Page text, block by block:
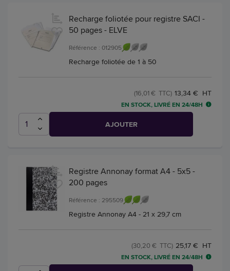
Recharge foliotée pour registre SACI -
50 pages - ELVE
Référence : 012905
Recharge foliotée de 1 à 50
13,34 € HT
(16,01 € TTC)
EN STOCK, LIVRÉ EN 24/48H
AJOUTER
Registre Annonay format A4 - 5x5 -
200 pages
Référence : 295509
Registre Annonay A4 - 21 x 29,7 cm
25,17 € HT
(30,20 € TTC)
EN STOCK, LIVRÉ EN 24/48H